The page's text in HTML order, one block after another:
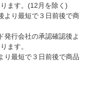
ます。(12月を除く)
より最短で３日前後で商
発行会社の承認確認後よ
ます。
り最短で３日前後で商品